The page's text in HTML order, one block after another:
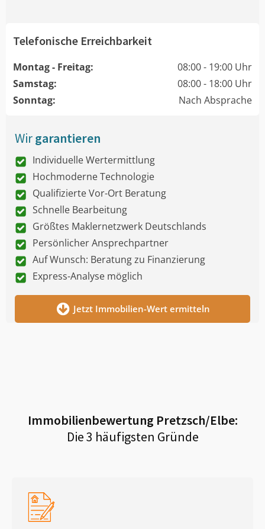
Telefonische Erreichbarkeit
Montag - Freitag:
08:00 - 19:00 Uhr
Samstag:
08:00 - 18:00 Uhr
Sonntag:
Nach Absprache
Wirgarantieren
Individuelle Wertermittlung
Hochmoderne Technologie
Qualifizierte Vor-Ort Beratung
Schnelle Bearbeitung
Größtes Maklernetzwerk Deutschlands
Persönlicher Ansprechpartner
Auf Wunsch: Beratung zu Finanzierung
Express-Analyse möglich
Jetzt Immobilien-Wert ermitteln
Immobilienbewertung Pretzsch/Elbe:
Die 3 häufigsten Gründe